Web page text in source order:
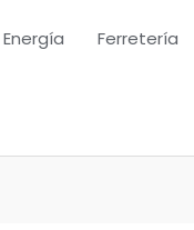
Energía Ferretería